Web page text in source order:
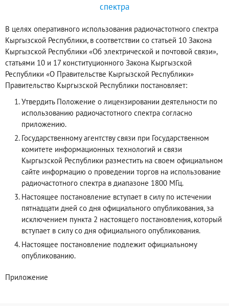
спектра
В целях оперативного использования радиочастотного спектра
Кыргызской Республики, в соответствии со статьей 10 Закона
Кыргызской Республики «Об электрической и почтовой связи»,
статьями 10 и 17 конституционного Закона Кыргызской
Республики «О Правительстве Кыргызской Республики»
Правительство Кыргызской Республики постановляет:
Утвердить Положение о лицензировании деятельности по
использованию радиочастотного спектра согласно
приложению.
Государственному агентству связи при Государственном
комитете информационных технологий и связи
Кыргызской Республики разместить на своем официальном
сайте информацию о проведении торгов на использование
радиочастотного спектра в диапазоне 1800 МГц.
Настоящее постановление вступает в силу по истечении
пятнадцати дней со дня официального опубликования, за
исключением пункта 2 настоящего постановления, который
вступает в силу со дня официального опубликования.
Настоящее постановление подлежит официальному
опубликованию.
Приложение